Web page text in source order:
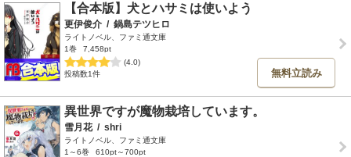
【合本版】犬とハサミは使いよう
更伊俊介 / 鍋島テツヒロ
ライトノベル、ファミ通文庫
1巻
7,458pt
(4.0)
投稿数1件
無料立読み
異世界ですが魔物栽培しています。
雪月花 / shri
ライトノベル、ファミ通文庫
1～6巻
610pt～700pt